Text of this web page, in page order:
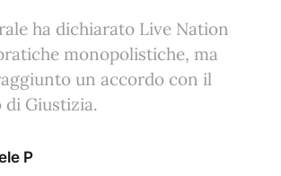
ha dichiarato Live Nation
monopolistiche, ma
un accordo con il
Giustizia.
P